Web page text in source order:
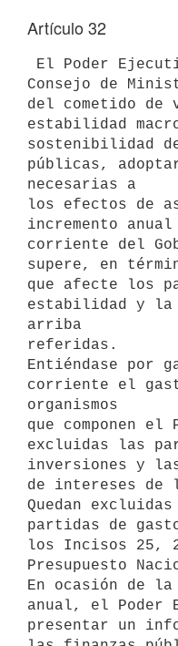
Artículo 32
Consejo de
del cometido
estabilidad
sostenibilidad
públicas,
necesarias a
los efectos de
incremento
corriente del
supere, en
que afecte los
estabilidad y la
arriba
referidas.
Entiéndase por
corriente el
organismos
que componen el
excluidas las
inversiones y
de intereses de
Quedan
partidas de
los Incisos 25,
Presupuesto
En ocasión de la
anual, el Poder
presentar un